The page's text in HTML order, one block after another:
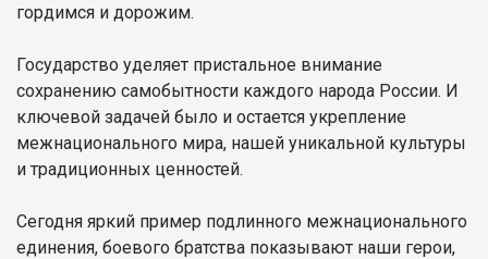
гордимся и дорожим.
Государство уделяет пристальное внимание
сохранению самобытности каждого народа России. И
ключевой задачей было и остается укрепление
межнационального мира, нашей уникальной культуры
и традиционных ценностей.
Сегодня яркий пример подлинного межнационального
единения, боевого братства показывают наши герои,